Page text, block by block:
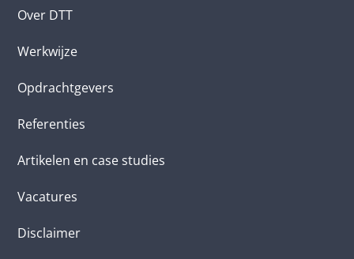
Over DTT
Werkwijze
Opdrachtgevers
Referenties
Artikelen en case studies
Vacatures
Disclaimer